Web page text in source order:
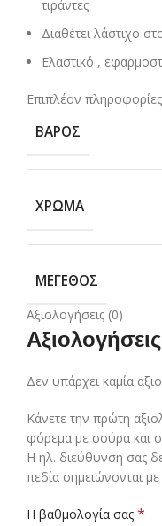
τιράντες
Διαθέτει λάστιχο
Ελαστικό ,
Επιπλέον πληροφορίες
ΒΆΡΟΣ
ΧΡΏΜΑ
ΜΈΓΕΘΟΣ
Αξιολογήσεις (0)
Αξιολογήσεις
Δεν υπάρχει καμία
Κάνετε την πρώτη
φόρεμα με σούρα και
Η ηλ. διεύθυνση σας
πεδία σημειώνονται με
Η βαθμολογία σας *